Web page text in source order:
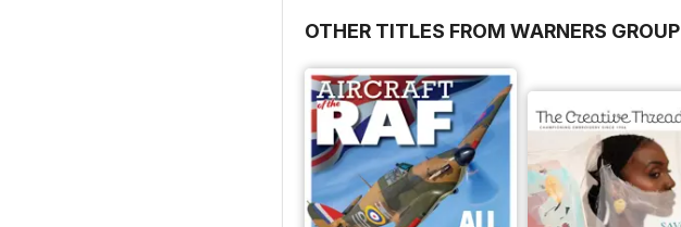
OTHER TITLES FROM WARNERS GROUP